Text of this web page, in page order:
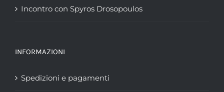
Incontro con Spyros Drosopoulos
INFORMAZIONI
Spedizioni e pagamenti